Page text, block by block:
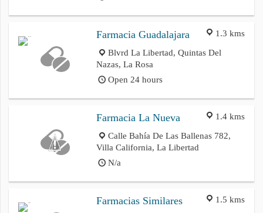
1.3 kms
Farmacia Guadalajara
Blvrd La Libertad, Quintas Del
Nazas, La Rosa
Open 24 hours
1.4 kms
Farmacia La Nueva
Calle Bahía De Las Ballenas 782,
Villa California, La Libertad
N/a
1.5 kms
Farmacias Similares